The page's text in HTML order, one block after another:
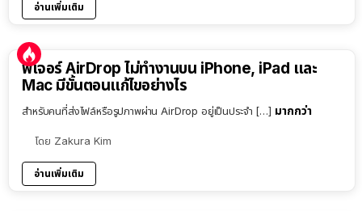
อ่านเพิ่มเติม
ฟีเจอร์ AirDrop ไม่ทำงานบน iPhone, iPad และ
Mac มีขั้นตอนแก้ไขอย่างไร
สำหรับคนที่ส่งไฟล์หรือรูปภาพผ่าน AirDrop อยู่เป็นประจำ […] มากกว่า
โดย Zakura Kim
อ่านเพิ่มเติม